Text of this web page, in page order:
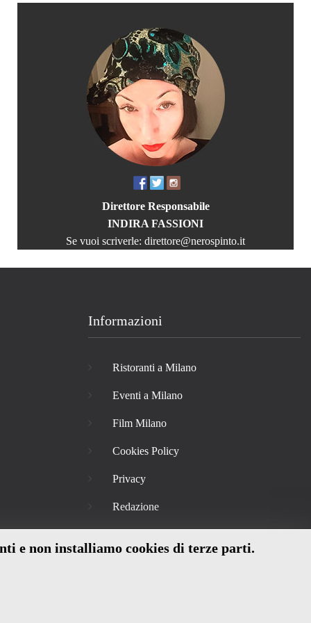
e non installiamo cookies di terze parti.
Direttore Responsabile
INDIRA FASSIONI
Se vuoi scriverle: direttore@nerospinto.it
Informazioni
Ristoranti a Milano
Eventi a Milano
Film Milano
Cookies Policy
Privacy
Redazione